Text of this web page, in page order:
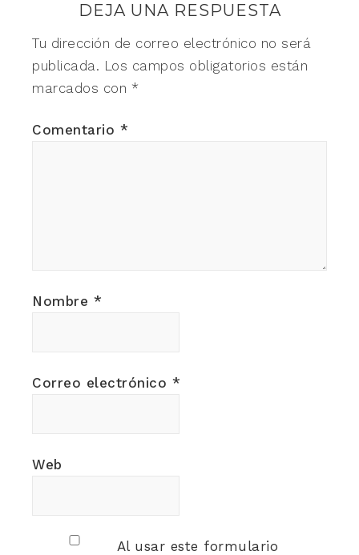
DEJA UNA RESPUESTA
Tu dirección de correo electrónico no será
publicada. Los campos obligatorios están
marcados con *
Comentario *
Nombre *
Correo electrónico *
Web
Al usar este formulario